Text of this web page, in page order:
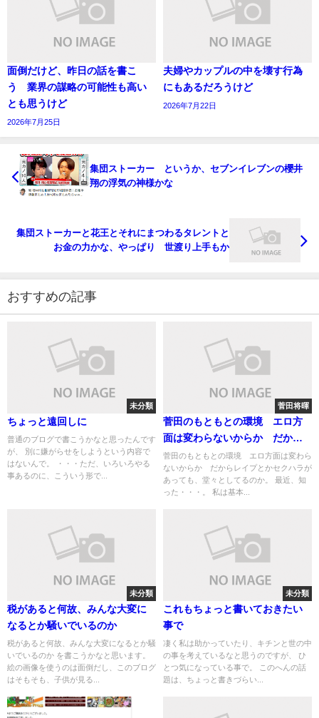
面倒だけど、昨日の話を書こ
う 業界の謀略の可能性も高い
とも思うけど
2026年7月25日
夫婦やカップルの中を壊す行為
にもあるだろうけど
2026年7月22日
集団ストーカー というか、セブンイレブンの櫻井
翔の浮気の神様かな
集団ストーカーと花王とそれにまつわるタレントと
お金の力かな、やっぱり 世渡り上手もか
おすすめの記事
未分類
ちょっと遠回しに
普通のブログで書こうかなと思ったんです
が、 別に嫌がらせをしようという内容で
はないんで。 ・・・ただ、いろいろやる
事あるのに、こういう形で...
菅田将暉
菅田のもともとの環境 エロ方
面は変わらないからか だから
レイプとかセクハラが
菅田のもともとの環境 エロ方面は変わら
ないからか だからレイプとかセクハラが
あっても、堂々としてるのか。 最近、知
った・・・。 私は基本...
未分類
税があると何故、みんな大変に
なるとか騒いでいるのか
税があると何故、みんな大変になるとか騒
いでいるのか を書こうかなと思います。
絵の画像を使うのは面倒だし、このブログ
はそもそも、子供が見る...
未分類
これもちょっと書いておきたい
事で
凄く私は助かっていたり、キチンと世の中
の事を考えているなと思うのですが、 ひ
とつ気になっている事で。 このへんの話
題は、ちょっと書きづらい...